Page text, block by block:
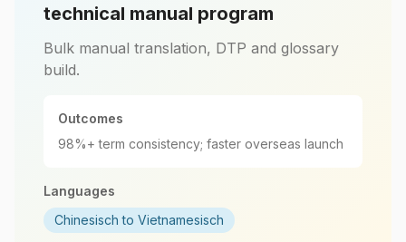
technical manual program
Bulk manual translation, DTP and glossary
build.
Outcomes
98%+ term consistency; faster overseas launch
Languages
Chinesisch to Vietnamesisch